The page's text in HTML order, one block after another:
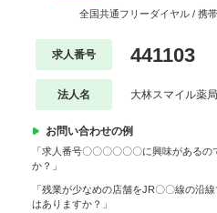
全国共通フリーダイヤル / 携
求人番号 441103
法人名 大林スマイル薬
お問い合わせの例
「求人番号〇〇〇〇〇〇に興味がある
か？」
「残業が少なめの店舗をJR〇〇線の沿
はありますか？」